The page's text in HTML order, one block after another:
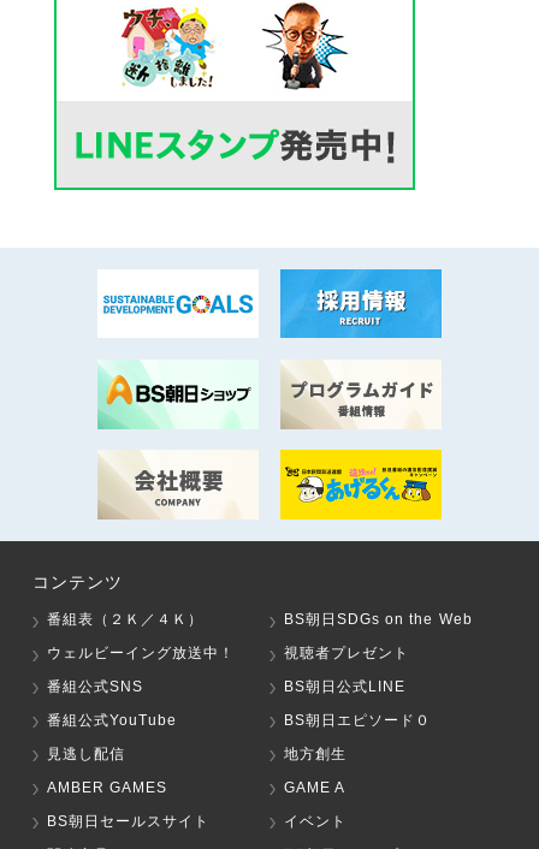
コンテンツ
番組表（２Ｋ／４Ｋ）
BS朝日SDGs on the Web
ウェルビーイング放送中！
視聴者プレゼント
番組公式SNS
BS朝日公式LINE
番組公式YouTube
BS朝日エピソード０
見逃し配信
地方創生
AMBER GAMES
GAME A
BS朝日セールスサイト
イベント